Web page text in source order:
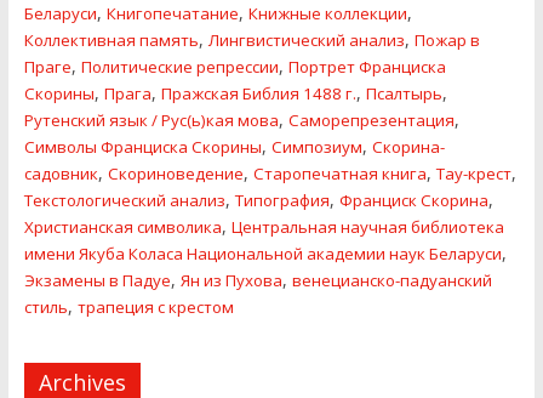
Беларуси, Книгопечатание, Книжные коллекции,
Коллективная память,Лингвистический анализ, Пожар в
Праге, Политические репресcии, Портрет Франциска
Скорины, Прага, Пражская Библия 1488 г., Псалтырь,
Рутенский язык / Рус(ь)кая мова, Саморепрезентация,
Символы Франциска Скорины, Симпозиум, Скорина-
садовник, Скориноведение, Старопечатная книга,Тау-крест,
Текстологический анализ,Типография, Франциск Скорина,
Христианская символика, Центральная научная библиотека
имени Якуба Коласа Национальной академии наук Беларуси,
Экзамены в Падуе, Ян из Пухова, венецианско-падуанский
стиль, трапеция с крестом
Archives